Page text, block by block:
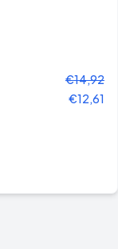
€14,92
€12,61